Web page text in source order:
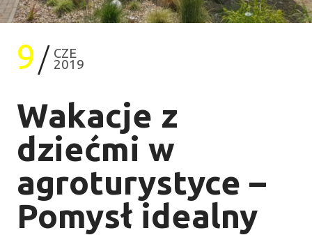
9 CZE
2019
Wakacje z
dziećmi w
agroturystyce –
Pomysł idealny